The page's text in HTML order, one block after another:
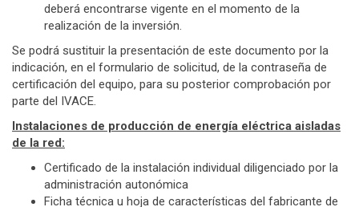
deberá encontrarse vigente en el momento de la
realización de la inversión.
Se podrá sustituir la presentación de este documento por la
indicación, en el formulario de solicitud, de la contraseña de
certificación del equipo, para su posterior comprobación por
parte del IVACE.
Instalaciones de producción de energía eléctrica aisladas
de la red:
Certificado de la instalación individual diligenciado por la
administración autonómica
Ficha técnica u hoja de características del fabricante de